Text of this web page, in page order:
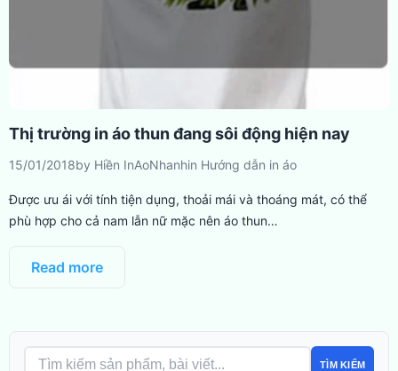
Thị trường in áo thun đang sôi động hiện nay
15/01/2018by Hiền InAoNhanhin Hướng dẫn in áo
Được ưu ái với tính tiện dụng, thoải mái và thoáng mát, có thể
phù hợp cho cả nam lẫn nữ mặc nên áo thun…
Read more
TÌM KIẾM